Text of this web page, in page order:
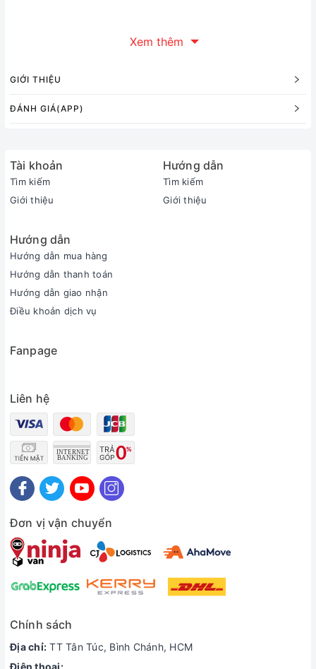
Xem thêm
GIỚI THIỆU
ĐÁNH GIÁ(APP)
Tài khoản
Tìm kiếm
Giới thiệu
Hướng dẫn
Tìm kiếm
Giới thiệu
Hướng dẫn
Hướng dẫn mua hàng
Hướng dẫn thanh toán
Hướng dẫn giao nhận
Điều khoản dịch vụ
Fanpage
Liên hệ
Đơn vị vận chuyển
Chính sách
Địa chỉ: TT Tân Túc, Bình Chánh, HCM
Điện thoại: